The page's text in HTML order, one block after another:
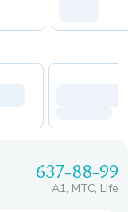
637-88-99
A1, МТС, Life